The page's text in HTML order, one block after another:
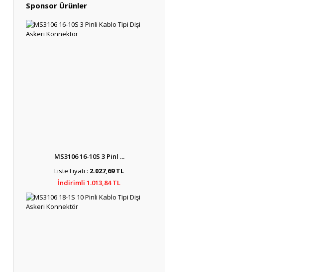
Sponsor Ürünler
MS3106 16-10S 3 Pinl ...
Liste Fiyatı : 2.027,69 TL
İndirimli 1.013,84 TL